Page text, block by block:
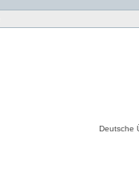
Deutsche